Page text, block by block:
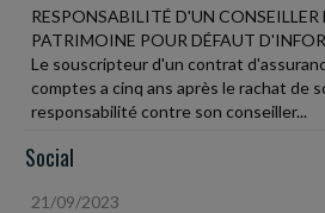
RESPONSABILITÉ D'UN CONSEILLER
PATRIMOINE POUR DÉFAUT
Le souscripteur d'un contrat
comptes a cinq ans après le rachat de
responsabilité contre son conseiller...
Social
21/09/2023